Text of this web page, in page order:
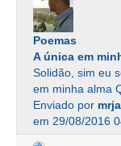
Poemas
A única em
Solidão, sim eu
em minha alma
Enviado por
em 29/08/2016